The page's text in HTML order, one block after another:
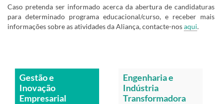
Caso pretenda ser informado acerca da abertura de candidaturas
para determinado programa educacional/curso, e receber mais
informações sobre as atividades da Aliança, contacte-nosaqui.
Gestão e
Inovação
Empresarial
Engenharia e
Indústria
Transformadora